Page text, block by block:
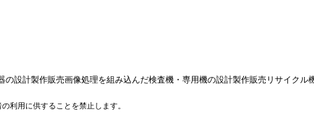
設計製作販売画像処理を組み込んだ検査機・専用機の設計製作販売リサイクル
利用に供することを禁止します。